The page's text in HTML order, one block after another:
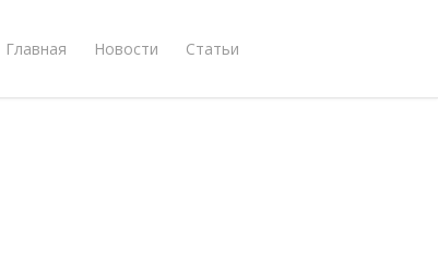
Главная Новости Статьи